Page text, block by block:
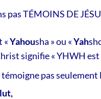
pas TÉMOINS DE
«Yahousha » ou «Yah
signifie « YHWH est
témoigne pas